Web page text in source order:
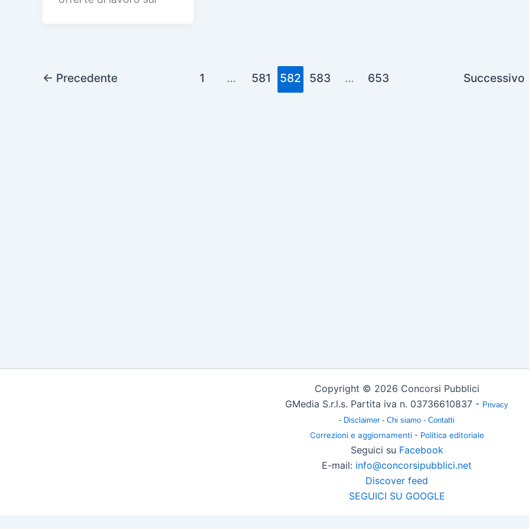
← Precedente 1 … 581 582 583 … 653 Successivo
Copyright © 2026 Concorsi Pubblici
GMedia S.r.l.s. Partita iva n. 03736610837 - Privacy
- Disclaimer - Chi siamo - Contatti
Correzioni e aggiornamenti- Politica editoriale
Seguici su Facebook
E-mail: info@concorsipubblici.net
Discover feed
SEGUICI SU GOOGLE